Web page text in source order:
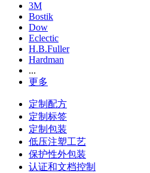
3M
Bostik
Dow
Eclectic
H.B.Fuller
Hardman
...
更多
定制配方
定制标签
定制包装
低压注塑工艺
保护性外包装
认证和文档控制